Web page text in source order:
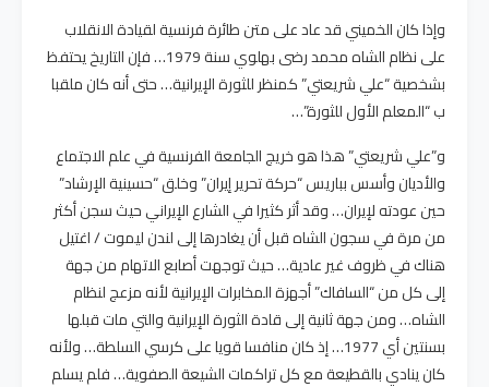
وإذا كان الخميني قد عاد على متن طائرة فرنسية لقيادة الانقلاب
على نظام الشاه محمد رضى بهلوي سنة 1979… فإن التاريخ يحتفظ
بشخصية “علي شريعتي” كمنظر للثورة الإيرانية… حتى أنه كان ملقبا
ب “المعلم الأول للثورة”…
و”علي شريعتي” هذا هو خريج الجامعة الفرنسية في علم الاجتماع
والأديان وأسس بباريس “حركة تحرير إيران” وخلق “حسينية الإرشاد”
حين عودته لإيران… وقد أثر كثيرا في الشارع الإيراني حيث سجن أكثر
من مرة في سجون الشاه قبل أن يغادرها إلى لندن ليموت / اغتيل
هناك في ظروف غير عادية… حيث توجهت أصابع الاتهام من جهة
إلى كل من “السافاك” أجهزة المخابرات الإيرانية لأنه مزعج لنظام
الشاه… ومن جهة ثانية إلى قادة الثورة الإيرانية والتي مات قبلها
بسنتين أي 1977… إذ كان منافسا قويا على كرسي السلطة… ولأنه
كان ينادي بالقطيعة مع كل تراكمات الشيعة الصفوية… فلم يسلم